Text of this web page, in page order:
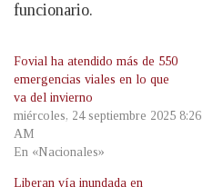
funcionario.
Fovial ha atendido más de 550
emergencias viales en lo que
va del invierno
miércoles, 24 septiembre 2025 8:26
AM
En «Nacionales»
Liberan vía inundada en